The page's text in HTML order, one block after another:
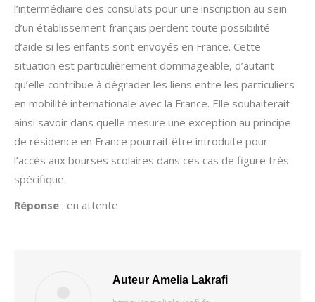
l’intermédiaire des consulats pour une inscription au sein
d’un établissement français perdent toute possibilité
d’aide si les enfants sont envoyés en France. Cette
situation est particulièrement dommageable, d’autant
qu’elle contribue à dégrader les liens entre les particuliers
en mobilité internationale avec la France. Elle souhaiterait
ainsi savoir dans quelle mesure une exception au principe
de résidence en France pourrait être introduite pour
l’accès aux bourses scolaires dans ces cas de figure très
spécifique.
Réponse : en attente
Auteur Amelia Lakrafi